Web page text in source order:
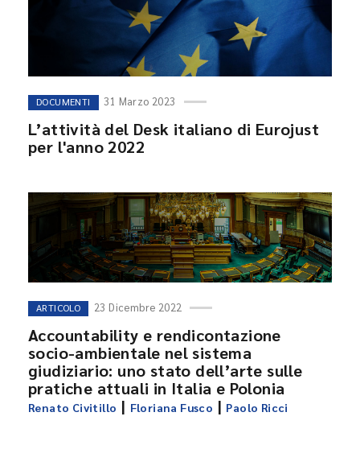
DOCUMENTI 31 Marzo 2023
L’attività del Desk italiano di Eurojust
per l'anno 2022
ARTICOLO 23 Dicembre 2022
Accountability e rendicontazione
socio-ambientale nel sistema
giudiziario: uno stato dell’arte sulle
pratiche attuali in Italia e Polonia
Renato Civitillo | Floriana Fusco | Paolo Ricci